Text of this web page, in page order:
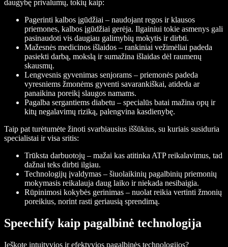
daugybę privalumų, tokių kaip:
Pagerinti kalbos įgūdžiai – naudojant regos ir klausos
priemones, kalbos įgūdžiai gerėja. Ilgainiui tokie asmenys gali
pasinaudoti vis daugiau galimybių mokytis ir dirbti.
Mažesnės medicinos išlaidos – rankiniai vežimėliai padeda
pasiekti darbą, mokslą ir sumažina išlaidas dėl raumenų
skausmų.
Lengvesnis gyvenimas senjorams – priemonės padeda
vyresniems žmonėms gyventi savarankiškai, atideda ar
panaikina poreikį slaugos namams.
Pagalba sergantiems diabetu – specialūs batai mažina opų ir
kitų negalavimų riziką, palengvina kasdienybę.
Taip pat turėtumėte žinoti svarbiausius iššūkius, su kuriais susiduria
specialistai ir visa sritis:
Trūksta darbuotojų – mažai kas atitinka ATP reikalavimus, tad
dažnai teks dirbti ilgiau.
Technologijų įvaldymas – šiuolaikinių pagalbinių priemonių
mokymasis reikalauja daug laiko ir niekada nesibaigia.
Rūpinimosi kokybės gerinimas – nuolat reikia vertinti žmonių
poreikius, norint rasti geriausią sprendimą.
Speechify kaip pagalbinė technologija
Ieškote intuityvios ir efektyvios pagalbinės technologijos?